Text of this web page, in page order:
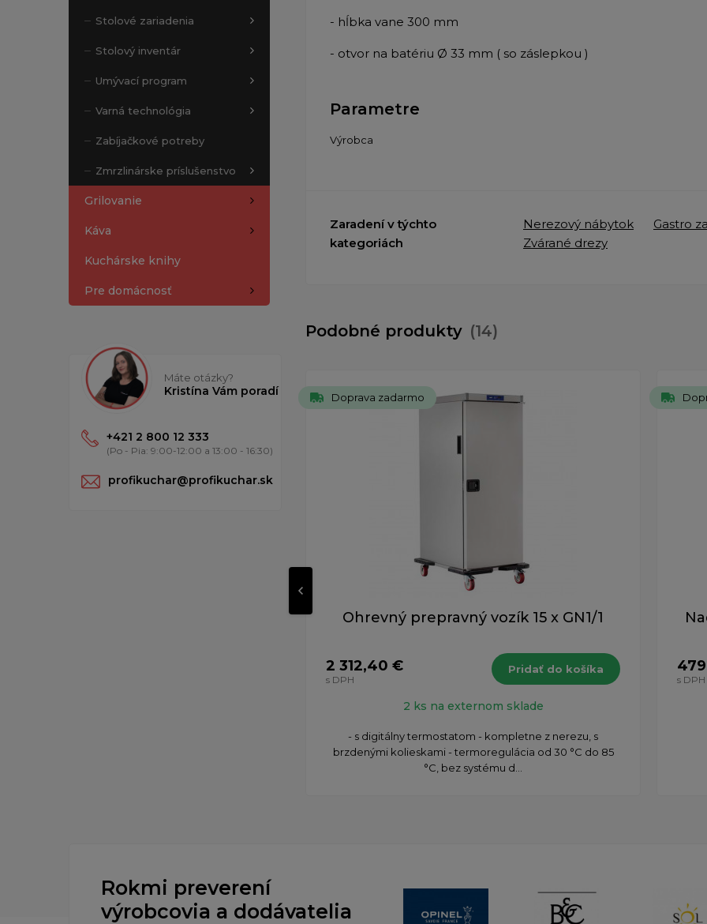
Stolové zariadenia
Stolový inventár
Umývací program
Varná technológia
Zabíjačkové potreby
Zmrzlinárske príslušenstvo
Grilovanie
Káva
Kuchárske knihy
Pre domácnosť
Máte otázky?
Kristína Vám poradí
+421 2 800 12 333
(Po - Pia: 9:00-12:00 a 13:00 - 16:30)
profikuchar@profikuchar.sk
- hĺbka vane 300 mm
- otvor na batériu Ø 33 mm ( so záslepkou )
Parametre
Výrobca
Zaradení v týchto
kategoriách
Nerezový nábytok Gastro
Zvárané drezy
Podobné produkty (14)
Doprava zadarmo
Ohrevný prepravný vozík 15 x GN1/1
2 312,40 €
s DPH
Pridať do košíka
2 ks na externom sklade
- s digitálny termostatom - kompletne z nerezu, s
brzdenými kolieskami - termoregulácia od 30 °C do 85
°C, bez systému d...
s DPH
Rokmi preverení
výrobcovia a dodávatelia